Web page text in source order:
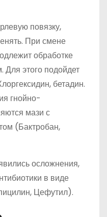
повязку,
При смене
обработке
Для этого подойдет
бетадин.
гнойно-
мази с
(Бактробан,
осложнения,
в виде
Цефутил).